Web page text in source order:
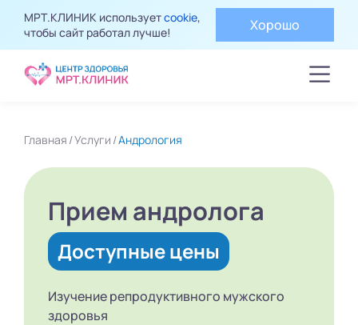
МРТ.КЛИНИК используетcookie,
чтобы сайт работал лучше!
Хорошо
Главная Услуги Андрология
Прием андролога
Доступные цены
Изучение репродуктивного мужского
здоровья